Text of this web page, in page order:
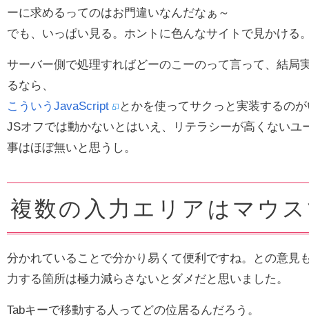
ーに求めるってのはお門違いなんだなぁ～
でも、いっぱい見る。ホントに色んなサイトで見かける
サーバー側で処理すればどーのこーのって言って、結局
るなら、
こういうJavaScript
とかを使ってサクっと実装するの
JSオフでは動かないとはいえ、リテラシーが高くないユ
事はほぼ無いと思うし。
複数の入力エリアはマウ
分かれていることで分かり易くて便利ですね。との意見
力する箇所は極力減らさないとダメだと思いました。
Tabキーで移動する人ってどの位居るんだろう。